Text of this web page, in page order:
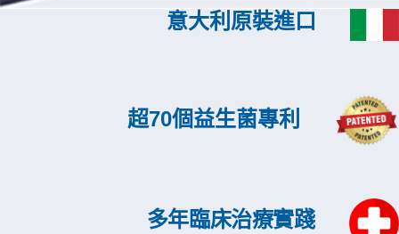
意大利原裝進口
超70個益生菌專利
多年臨床治療實踐